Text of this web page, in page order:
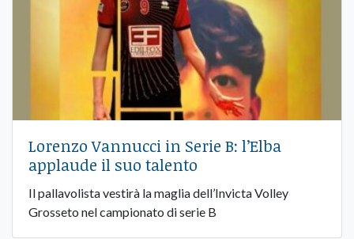
Lorenzo Vannucci in Serie B: l’Elba
applaude il suo talento
Il pallavolista vestirà la maglia dell’Invicta Volley
Grosseto nel campionato di serie B